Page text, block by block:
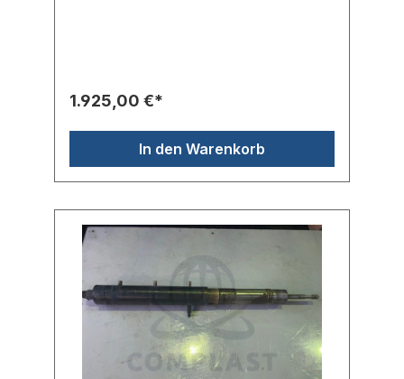
1.925,00 €*
In den Warenkorb